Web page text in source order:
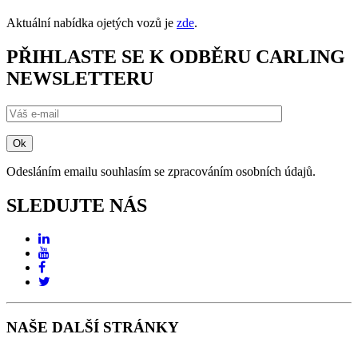
Aktuální nabídka ojetých vozů je zde.
PŘIHLASTE SE K ODBĚRU CARLING
NEWSLETTERU
Odesláním emailu souhlasím se zpracováním osobních údajů.
SLEDUJTE NÁS
NAŠE DALŠÍ STRÁNKY